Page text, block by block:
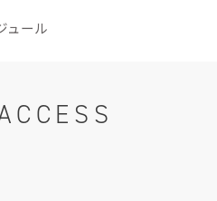
ュール